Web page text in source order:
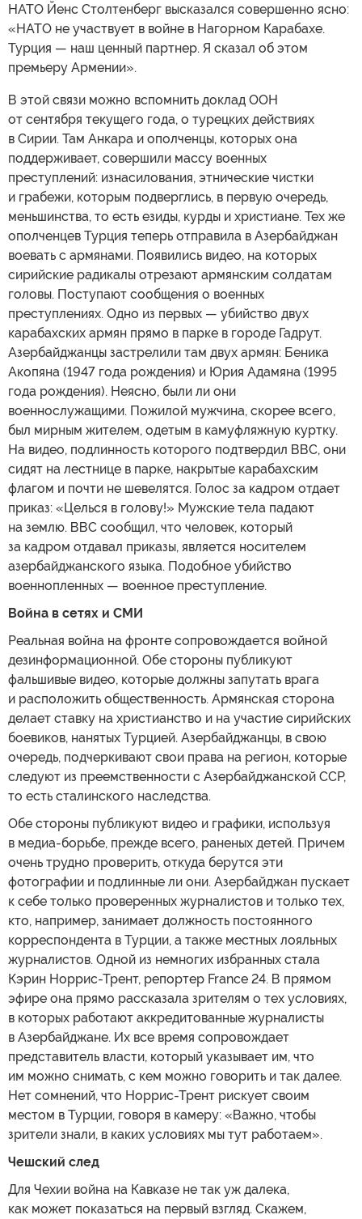
НАТО Йенс Столтенберг высказался совершенно ясно:
«НАТО не участвует в войне в Нагорном Карабахе.
Турция — наш ценный партнер. Я сказал об этом
премьеру Армении».
В этой связи можно вспомнить доклад ООН
от сентября текущего года, о турецких действиях
в Сирии. Там Анкара и ополченцы, которых она
поддерживает, совершили массу военных
преступлений: изнасилования, этнические чистки
и грабежи, которым подверглись, в первую очередь,
меньшинства, то есть езиды, курды и христиане. Тех же
ополченцев Турция теперь отправила в Азербайджан
воевать с армянами. Появились видео, на которых
сирийские радикалы отрезают армянским солдатам
головы. Поступают сообщения о военных
преступлениях. Одно из первых — убийство двух
карабахских армян прямо в парке в городе Гадрут.
Азербайджанцы застрелили там двух армян: Беника
Акопяна (1947 года рождения) и Юрия Адамяна (1995
года рождения). Неясно, были ли они
военнослужащими. Пожилой мужчина, скорее всего,
был мирным жителем, одетым в камуфляжную куртку.
На видео, подлинность которого подтвердил ВВС, они
сидят на лестнице в парке, накрытые карабахским
флагом и почти не шевелятся. Голос за кадром отдает
приказ: «Целься в голову!» Мужские тела падают
на землю. ВВС сообщил, что человек, который
за кадром отдавал приказы, является носителем
азербайджанского языка. Подобное убийство
военнопленных — военное преступление.
Война в сетях и СМИ
Реальная война на фронте сопровождается войной
дезинформационной. Обе стороны публикуют
фальшивые видео, которые должны запутать врага
и расположить общественность. Армянская сторона
делает ставку на христианство и на участие сирийских
боевиков, нанятых Турцией. Азербайджанцы, в свою
очередь, подчеркивают свои права на регион, которые
следуют из преемственности с Азербайджанской ССР,
то есть сталинского наследства.
Обе стороны публикуют видео и графики, используя
в медиа-борьбе, прежде всего, раненых детей. Причем
очень трудно проверить, откуда берутся эти
фотографии и подлинные ли они. Азербайджан пускает
к себе только проверенных журналистов и только тех,
кто, например, занимает должность постоянного
корреспондента в Турции, а также местных лояльных
журналистов. Одной из немногих избранных стала
Кэрин Норрис-Трент, репортер France 24. В прямом
эфире она прямо рассказала зрителям о тех условиях,
в которых работают аккредитованные журналисты
в Азербайджане. Их все время сопровождает
представитель власти, который указывает им, что
им можно снимать, с кем можно говорить и так далее.
Нет сомнений, что Норрис-Трент рискует своим
местом в Турции, говоря в камеру: «Важно, чтобы
зрители знали, в каких условиях мы тут работаем».
Чешский след
Для Чехии война на Кавказе не так уж далека,
как может показаться на первый взгляд. Скажем,